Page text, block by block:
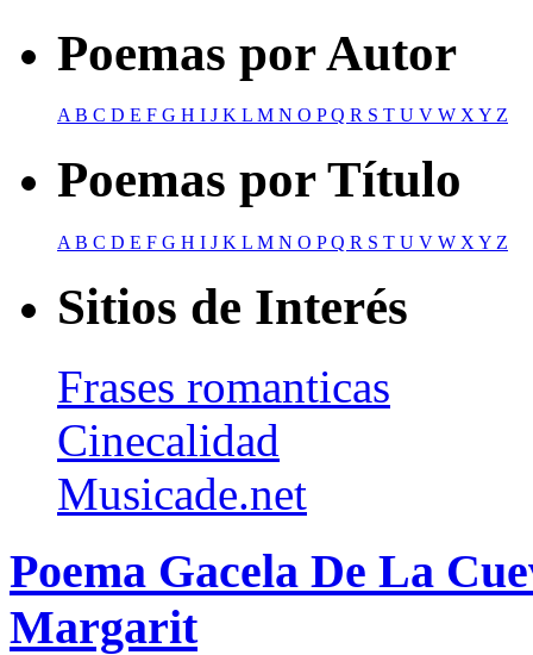
Poemas por Autor
AB C D E F G H I J K L M N O PQ R S T U V W XY Z
Poemas por Título
A B C D E F G H I J K L M N O PQ R S T U V W X Y Z
Sitios de Interés
Frases romanticas
Cinecalidad
Musicade.net
Poema Gacela De La
Margarit